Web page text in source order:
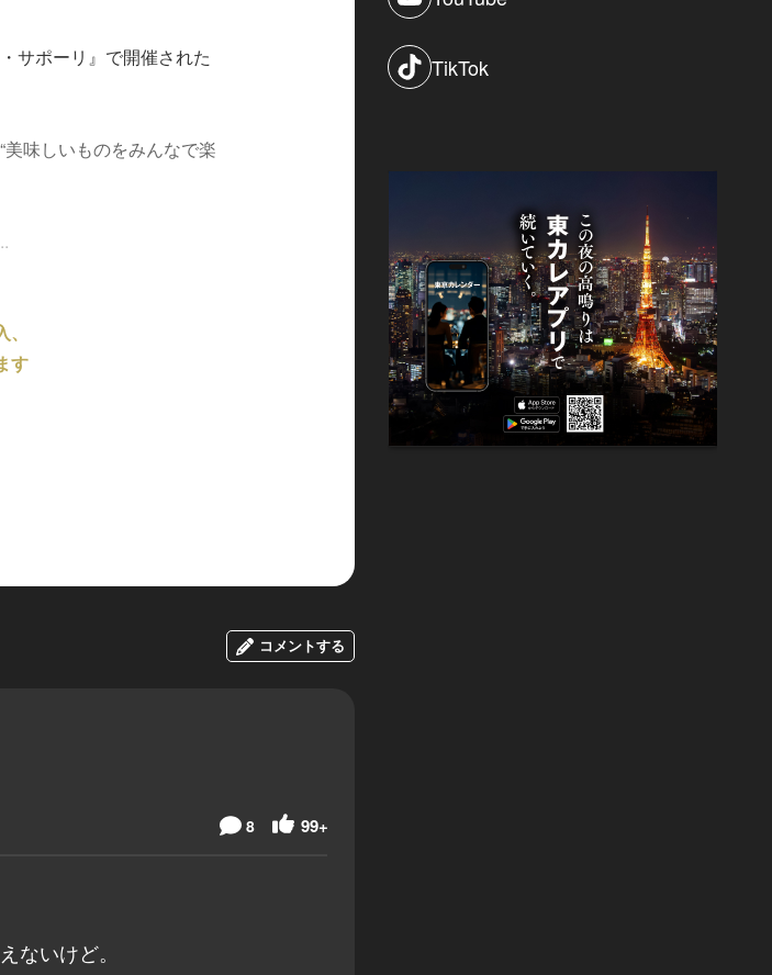
サポーリ』で開催された
味しいものをみんなで楽
す
コメントする
99+
8
ないけど。
TikTok